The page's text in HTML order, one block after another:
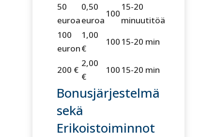
50
euroa
0,50
euroa
100
15-20
minuutitöä
100
euron
1,00
€
100 15-20 min
200 €
2,00
€
100 15-20 min
Bonusjärjestelmä
sekä
Erikoistoiminnot